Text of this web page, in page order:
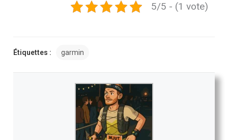
5/5 - (1 vote)
Étiquettes : garmin